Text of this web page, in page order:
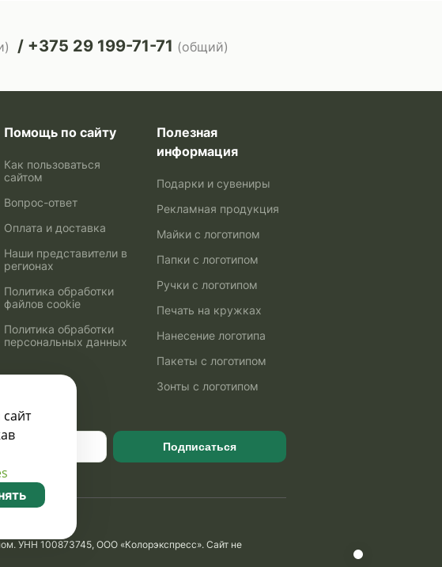
+375 29 199-71-71 (общий)
Помощь по сайту
Как пользоваться
сайтом
Вопрос-ответ
Оплата и доставка
Наши представители в
регионах
Политика обработки
файлов cookie
Политика обработки
персональных данных
Полезная
информация
Подарки и сувениры
Рекламная продукция
Майки с логотипом
Папки с логотипом
Ручки с логотипом
Печать на кружках
Нанесение логотипа
Пакеты с логотипом
Зонты с логотипом
Подписаться
УНН 100873745, ООО «Колорэкспресс». Сайт не